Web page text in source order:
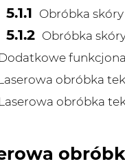
Obróbka
Obróbka
Dodatkowe
obróbka
Laserowa obróbka